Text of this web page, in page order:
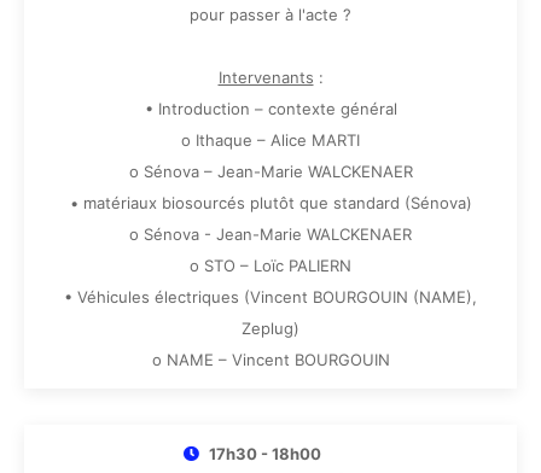
pour passer à l'acte ?
Intervenants :
• Introduction – contexte général
o Ithaque – Alice MARTI
o Sénova – Jean-Marie WALCKENAER
• matériaux biosourcés plutôt que standard (Sénova)
o Sénova - Jean-Marie WALCKENAER
o STO – Loïc PALIERN
• Véhicules électriques (Vincent BOURGOUIN (NAME),
Zeplug)
o NAME – Vincent BOURGOUIN
17h30 - 18h00